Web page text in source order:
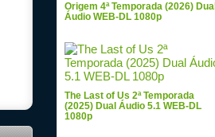
Origem 4ª Temporada (2026) Dual
Áudio WEB-DL 1080p
The Last of Us 2ª Temporada
(2025) Dual Áudio 5.1 WEB-DL
1080p